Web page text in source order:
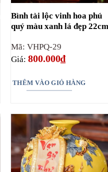
Bình tài lộc vinh hoa phú
quý màu xanh lá đẹp 22cm
Mã: VHPQ-29
Giá: 800.000₫
THÊM VÀO GIỎ HÀNG